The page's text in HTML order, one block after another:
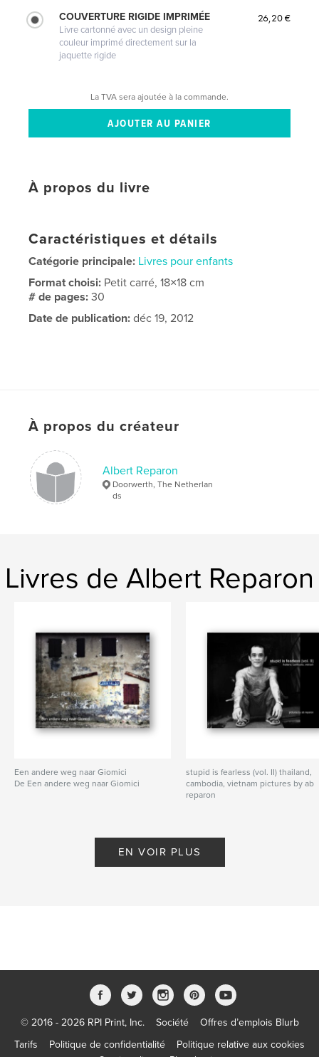
COUVERTURE RIGIDE IMPRIMÉE
Livre cartonné avec un design pleine
couleur imprimé directement sur la
jaquette rigide
26,20 €
La TVA sera ajoutée à la commande.
À propos du livre
Caractéristiques et détails
Catégorie principale: Livres pour enfants
Format choisi: Petit carré, 18×18 cm
# de pages:30
Date de publication: déc 19, 2012
À propos du créateur
Albert Reparon
Doorwerth, The Netherlan
ds
Livres de Albert Reparon
Een andere weg naar Giomici
De Een andere weg naar Giomici
stupid is fearless (vol. II) thailand,
cambodia, vietnam pictures by ab
reparon
EN VOIR PLUS
© 2016 - 2026 RPI Print, Inc. Société
Offres d’emplois Blurb
Tarifs
Politique de confidentialité
Politique relative aux cookies